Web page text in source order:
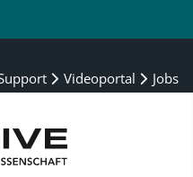
Videoportal Jobs